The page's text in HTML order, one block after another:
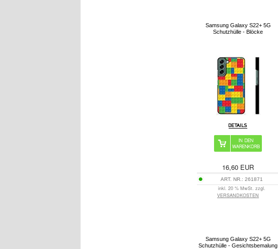
Samsung Galaxy S22+ 5G
Schutzhülle - Blöcke
16,60 EUR
ART. NR.:261871
inkl. 20 % MwSt. zzgl.
VERSANDKOSTEN
Samsung Galaxy S22+ 5G
Schutzhülle - Gesichtsbemalung